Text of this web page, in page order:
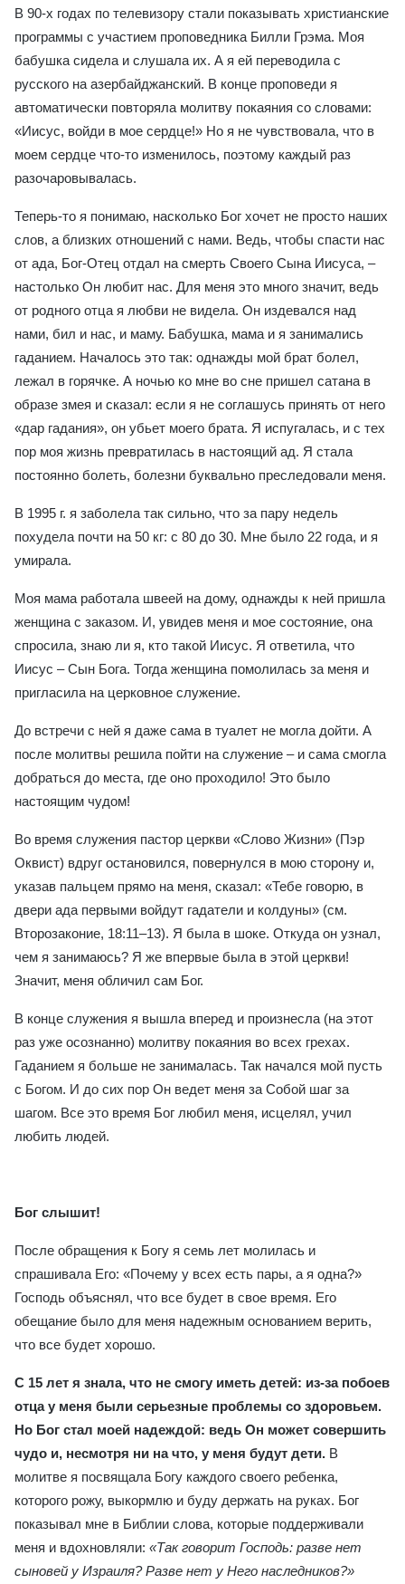
В 90-х годах по телевизору стали показывать христианские
программы с участием проповедника Билли Грэма. Моя
бабушка сидела и слушала их. А я ей переводила с
русского на азербайджанский. В конце проповеди я
автоматически повторяла молитву покаяния со словами:
«Иисус, войди в мое сердце!» Но я не чувствовала, что в
моем сердце что-то изменилось, поэтому каждый раз
разочаровывалась.
Теперь-то я понимаю, насколько Бог хочет не просто наших
слов, а близких отношений с нами. Ведь, чтобы спасти нас
от ада, Бог-Отец отдал на смерть Своего Сына Иисуса, –
настолько Он любит нас. Для меня это много значит, ведь
от родного отца я любви не видела. Он издевался над
нами, бил и нас, и маму. Бабушка, мама и я занимались
гаданием. Началось это так: однажды мой брат болел,
лежал в горячке. А ночью ко мне во сне пришел сатана в
образе змея и сказал: если я не соглашусь принять от него
«дар гадания», он убьет моего брата. Я испугалась, и с тех
пор моя жизнь превратилась в настоящий ад. Я стала
постоянно болеть, болезни буквально преследовали меня.
В 1995 г. я заболела так сильно, что за пару недель
похудела почти на 50 кг: с 80 до 30. Мне было 22 года, и я
умирала.
Моя мама работала швеей на дому, однажды к ней пришла
женщина с заказом. И, увидев меня и мое состояние, она
спросила, знаю ли я, кто такой Иисус. Я ответила, что
Иисус – Сын Бога. Тогда женщина помолилась за меня и
пригласила на церковное служение.
До встречи с ней я даже сама в туалет не могла дойти. А
после молитвы решила пойти на служение – и сама смогла
добраться до места, где оно проходило! Это было
настоящим чудом!
Во время служения пастор церкви «Слово Жизни» (Пэр
Оквист) вдруг остановился, повернулся в мою сторону и,
указав пальцем прямо на меня, сказал: «Тебе говорю, в
двери ада первыми войдут гадатели и колдуны» (см.
Второзаконие, 18:11–13). Я была в шоке. Откуда он узнал,
чем я занимаюсь? Я же впервые была в этой церкви!
Значит, меня обличил сам Бог.
В конце служения я вышла вперед и произнесла (на этот
раз уже осознанно) молитву покаяния во всех грехах.
Гаданием я больше не занималась. Так начался мой пусть
с Богом. И до сих пор Он ведет меня за Собой шаг за
шагом. Все это время Бог любил меня, исцелял, учил
любить людей.
Бог слышит!
После обращения к Богу я семь лет молилась и
спрашивала Его: «Почему у всех есть пары, а я одна?»
Господь объяснял, что все будет в свое время. Его
обещание было для меня надежным основанием верить,
что все будет хорошо.
С 15 лет я знала, что не смогу иметь детей: из-за побоев
отца у меня были серьезные проблемы со здоровьем.
Но Бог стал моей надеждой: ведь Он может совершить
чудо и, несмотря ни на что, у меня будут дети. В
молитве я посвящала Богу каждого своего ребенка,
которого рожу, выкормлю и буду держать на руках. Бог
показывал мне в Библии слова, которые поддерживали
меня и вдохновляли: «Так говорит Господь: разве нет
сыновей у Израиля? Разве нет у Него наследников?»